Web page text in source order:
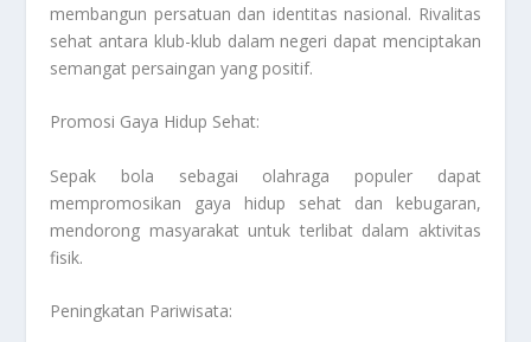
membangun persatuan dan identitas nasional. Rivalitas
sehat antara klub-klub dalam negeri dapat menciptakan
semangat persaingan yang positif.
Promosi Gaya Hidup Sehat:
Sepak bola sebagai olahraga populer dapat
mempromosikan gaya hidup sehat dan kebugaran,
mendorong masyarakat untuk terlibat dalam aktivitas
fisik.
Peningkatan Pariwisata: